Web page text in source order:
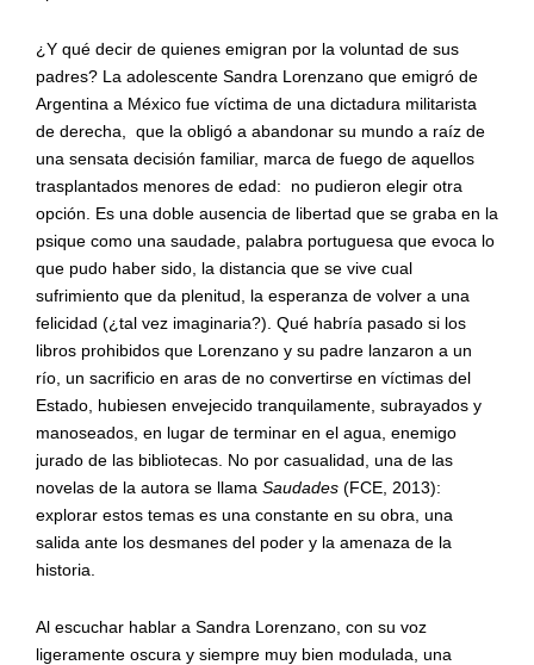
¿Y qué decir de quienes emigran por la voluntad de sus
padres? La adolescente Sandra Lorenzano que emigró de
Argentina a México fue víctima de una dictadura militarista
de derecha, que la obligó a abandonar su mundo a raíz de
una sensata decisión familiar, marca de fuego de aquellos
trasplantados menores de edad: no pudieron elegir otra
opción. Es una doble ausencia de libertad que se graba en la
psique como una saudade, palabra portuguesa que evoca lo
que pudo haber sido, la distancia que se vive cual
sufrimiento que da plenitud, la esperanza de volver a una
felicidad (¿tal vez imaginaria?). Qué habría pasado si los
libros prohibidos que Lorenzano y su padre lanzaron a un
río, un sacrificio en aras de no convertirse en víctimas del
Estado, hubiesen envejecido tranquilamente, subrayados y
manoseados, en lugar de terminar en el agua, enemigo
jurado de las bibliotecas. No por casualidad, una de las
novelas de la autora se llama Saudades(FCE, 2013):
explorar estos temas es una constante en su obra, una
salida ante los desmanes del poder y la amenaza de la
historia.
Al escuchar hablar a Sandra Lorenzano, con su voz
ligeramente oscura y siempre muy bien modulada, una